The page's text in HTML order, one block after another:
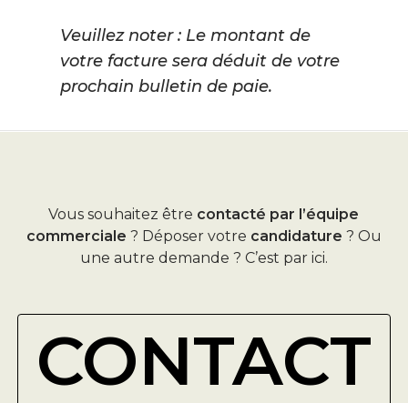
Veuillez noter : Le montant de
votre facture sera déduit de votre
prochain bulletin de paie.
Vous souhaitez être contacté par l’équipe
commerciale ? Déposer votre candidature ? Ou
une autre demande ? C’est par ici.
CONTACT